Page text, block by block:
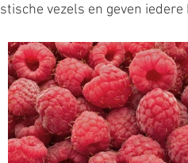
vezels en geven